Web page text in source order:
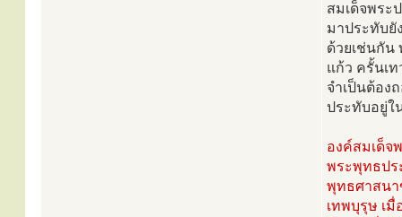
สมเด็จพระ
มาประทับยั
ด้วยเช่นกัน
แก้ว ครั้นเ
จำเป็นต้อง
ประทับอยู่ใ
องค์สมเด็จ
พระพุทธปร
พุทธศาสนา
เทพบุรุษ เ